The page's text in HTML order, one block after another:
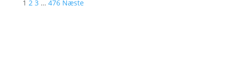
1 2 3 … 476 Næste